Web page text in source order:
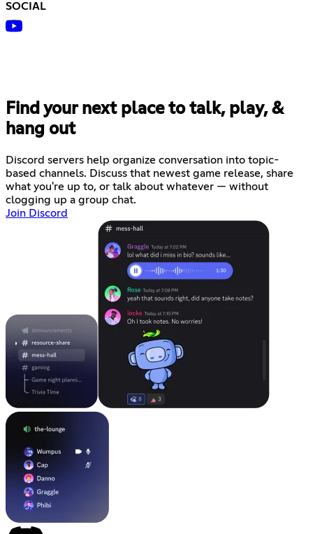
SOCIAL
Find your next place to talk, play, &
hang out
Discord servers help organize conversation into topic-
based channels. Discuss that newest game release, share
what you're up to, or talk about whatever — without
clogging up a group chat.
Join Discord